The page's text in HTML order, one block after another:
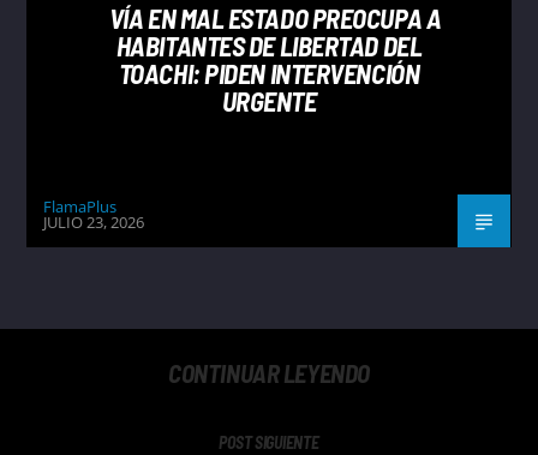
VÍA EN MAL ESTADO PREOCUPA A
HABITANTES DE LIBERTAD DEL
TOACHI: PIDEN INTERVENCIÓN
URGENTE
FlamaPlus
JULIO 23, 2026
CONTINUAR LEYENDO
POST SIGUIENTE